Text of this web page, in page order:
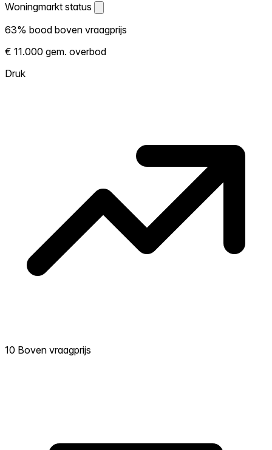
Woningmarkt status
Woningmarkt status
Laat zien hoe competitief de markt hier is.
Hoe meer woningen boven vraagprijs
verkopen, hoe heter. Heet? Verwacht
63% bood boven vraagprijs
€ 11.000 gem. overbod
Druk
10 Boven vraagprijs